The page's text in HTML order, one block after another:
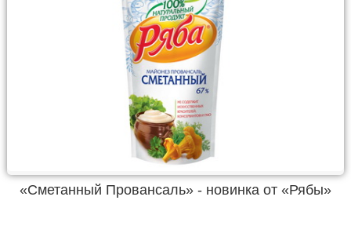
«Сметанный Провансаль» - новинка от «Рябы»